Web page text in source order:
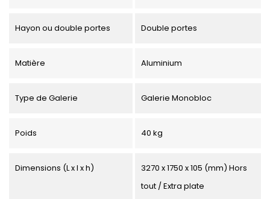
Hayon ou double portes Double portes
Matière Aluminium
Type de Galerie Galerie Monobloc
Poids 40 kg
Dimensions (L x l x h)
3270 x 1750 x 105 (mm) Hors
tout / Extra plate